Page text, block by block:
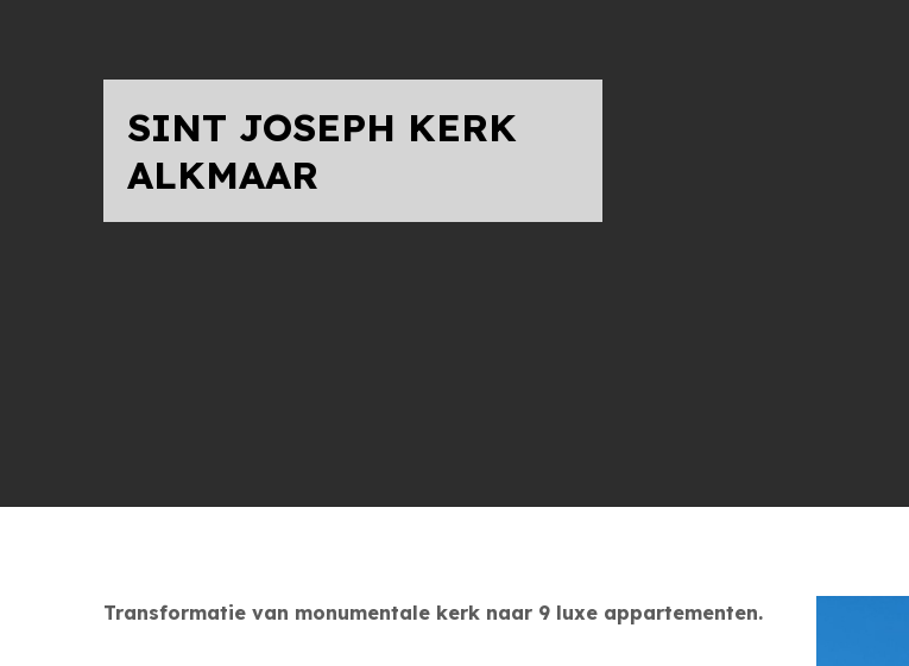
SINT JOSEPH KERK
ALKMAAR
Transformatie van monumentale kerk naar 9 luxe appartementen.